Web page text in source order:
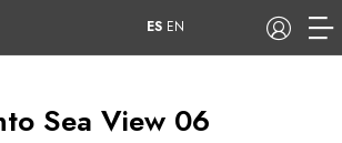
ES EN
Sea View 06